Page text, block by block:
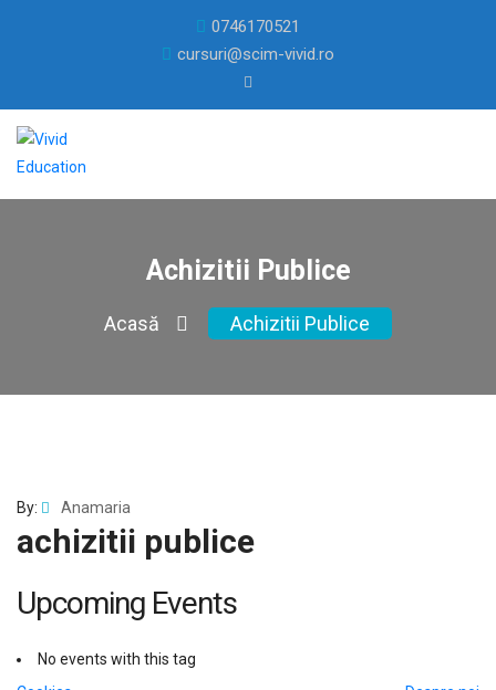
0746170521
cursuri@scim-vivid.ro
Achizitii Publice
Acasă Achizitii Publice
By: Anamaria
achizitii publice
Upcoming Events
No events with this tag